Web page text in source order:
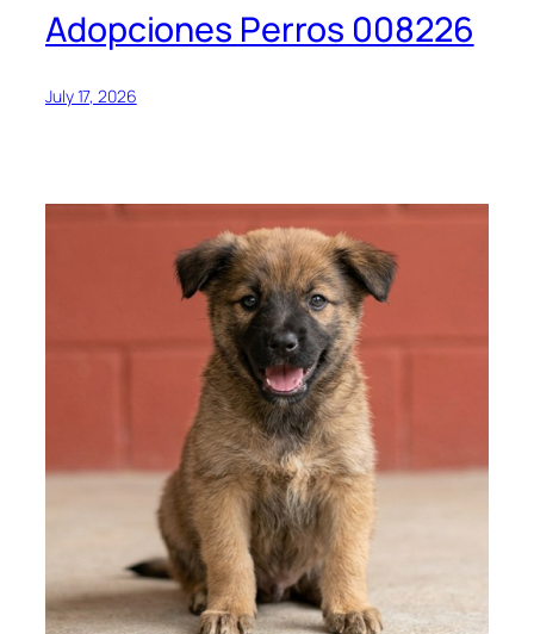
Adopciones Perros 008226
July 17, 2026